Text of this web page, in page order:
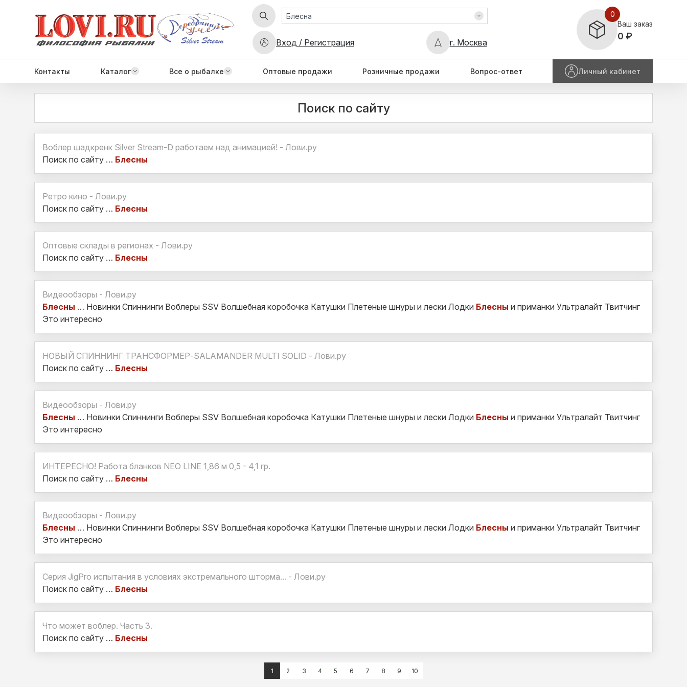
Вход / Регистрация г. Москва
0
Ваш заказ
0 ₽
Контакты Каталог Все о рыбалке Оптовые продажи Розничные продажи Вопрос-ответ Личный кабинет
Поиск по сайту
Воблер шадкренк Silver Stream-D работаем над анимацией! - Лови.ру
Поиск по сайту … Блесны
Ретро кино - Лови.ру
Поиск по сайту … Блесны
Оптовые склады в регионах - Лови.ру
Поиск по сайту … Блесны
Видеообзоры - Лови.ру
Блесны … Новинки Спиннинги Воблеры SSV Волшебная коробочка Катушки Плетеные шнуры и лески Лодки Блесны и приманки Ультралайт Твитчинг
Это интересно
НОВЫЙ СПИННИНГ ТРАНСФОРМЕР-SALAMANDER MULTI SOLID - Лови.ру
Поиск по сайту … Блесны
Видеообзоры - Лови.ру
Блесны … Новинки Спиннинги Воблеры SSV Волшебная коробочка Катушки Плетеные шнуры и лески Лодки Блесны и приманки Ультралайт Твитчинг
Это интересно
ИНТЕРЕСНО! Работа бланков NEO LINE 1,86 м 0,5 - 4,1 гр.
Поиск по сайту … Блесны
Видеообзоры - Лови.ру
Блесны … Новинки Спиннинги Воблеры SSV Волшебная коробочка Катушки Плетеные шнуры и лески Лодки Блесны и приманки Ультралайт Твитчинг
Это интересно
Серия JigPro испытания в условиях экстремального шторма... - Лови.ру
Поиск по сайту … Блесны
Что может воблер. Часть 3.
Поиск по сайту … Блесны
1 2 3 4 5 6 7 8 9 10